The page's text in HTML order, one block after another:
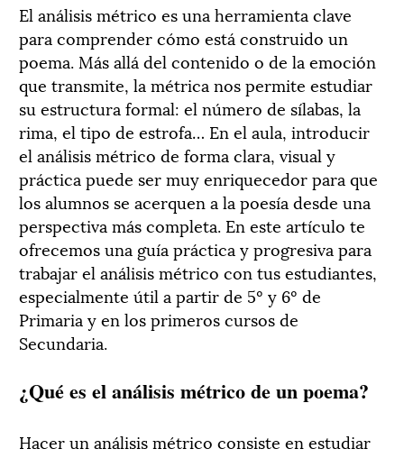
El análisis métrico es una herramienta clave
para comprender cómo está construido un
poema. Más allá del contenido o de la emoción
que transmite, la métrica nos permite estudiar
su estructura formal: el número de sílabas, la
rima, el tipo de estrofa… En el aula, introducir
el análisis métrico de forma clara, visual y
práctica puede ser muy enriquecedor para que
los alumnos se acerquen a la poesía desde una
perspectiva más completa. En este artículo te
ofrecemos una guía práctica y progresiva para
trabajar el análisis métrico con tus estudiantes,
especialmente útil a partir de 5º y 6º de
Primaria y en los primeros cursos de
Secundaria.
¿Qué es el análisis métrico de un poema?
Hacer un análisis métrico consiste en estudiar